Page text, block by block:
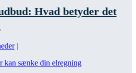
Hvad betyder det
|